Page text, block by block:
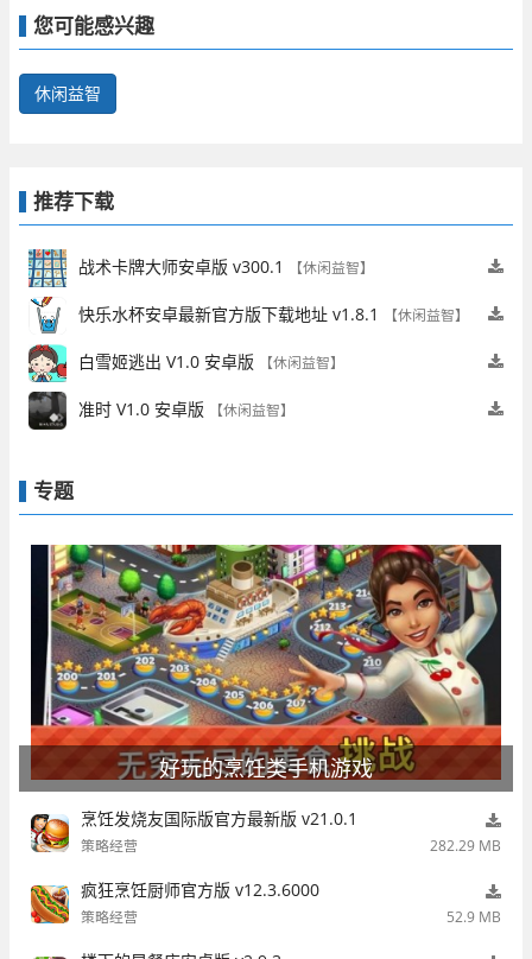
您可能感兴趣
休闲益智
推荐下载
战术卡牌大师安卓版 v300.1 【休闲益智】
快乐水杯安卓最新官方版下载地址 v1.8.1 【休闲益智】
白雪姬逃出 V1.0 安卓版 【休闲益智】
准时 V1.0 安卓版 【休闲益智】
专题
好玩的烹饪类手机游戏
烹饪发烧友国际版官方最新版 v21.0.1
策略经营 282.29 MB
疯狂烹饪厨师官方版 v12.3.6000
策略经营 52.9 MB